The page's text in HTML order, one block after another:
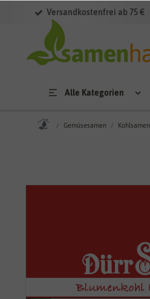
Versandkostenfrei ab 75 €
Alle Kategorien
Gemüsesamen Kohlsamen